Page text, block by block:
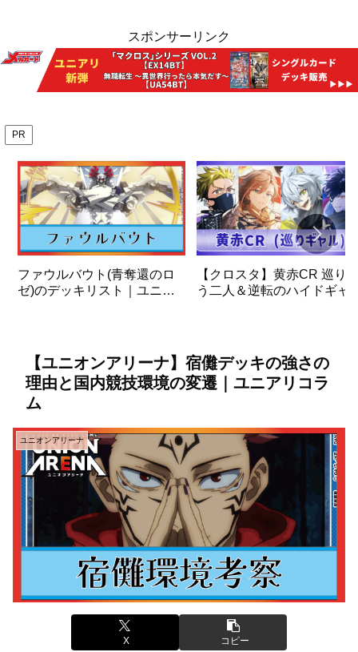
スポンサーリンク
PR
ファウルバウト(青奪還のロ
ゼ)のデッキリスト｜ユニオ
【クロスタ】黄赤CR 巡り
う二人＆逆転のハイドギャ
【ユニオンアリーナ】宿儺デッキの強さの
理由と国内競技環境の変遷｜ユニアリコラ
ム
ユニオンアリーナ
X コピー